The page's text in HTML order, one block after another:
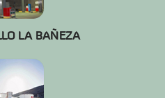
LA BAÑEZA